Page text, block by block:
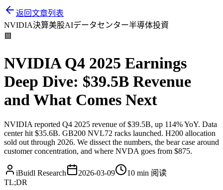
返回文章列表
NVIDIA決算美股AIデータセンター半導体投資
🟩
NVIDIA Q4 2025 Earnings
Deep Dive: $39.5B Revenue
and What Comes Next
NVIDIA reported Q4 2025 revenue of $39.5B, up 114% YoY. Data
center hit $35.6B. GB200 NVL72 racks launched. H200 allocation
sold out through 2026. We dissect the numbers, the bear case around
customer concentration, and where NVDA goes from $875.
iBuidl Research 2026-03-09 10 min 阅读
TL;DR